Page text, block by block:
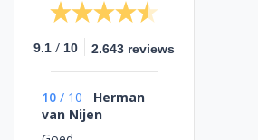
9.1 / 10 2.643 reviews
10 / 10
Herman
van Nijen